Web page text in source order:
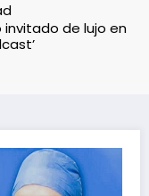
invitado de lujo en